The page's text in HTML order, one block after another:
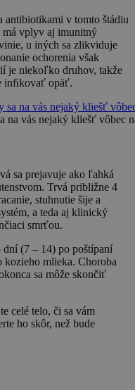
antibiotikami v tomto štádiu
má vplyv aj imunitný
u iných sa zlikviduje
ochorenia však
je niekoľko druhov, takže
inﬁkovať opäť.
na vás nejaký kliešť vôbec
sa prejavuje ako ľahká
Trvá približne 4
stuhnutie šije a
a teda aj klinický
smrťou.
(7 – 14) po poštípaní
mlieka. Choroba
sa môže skončiť
celé telo, či sa vám
ho skôr, než bude